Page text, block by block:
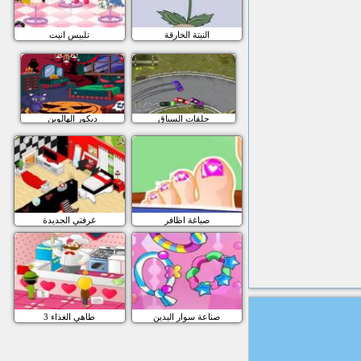
تلبيس انيت النبتة الخارقة
ديكور الهالوين حلقات السباق
غرفتي الجديدة صباغة اظافر
طاهي الغذاء 3 صناعة سوار اليدين